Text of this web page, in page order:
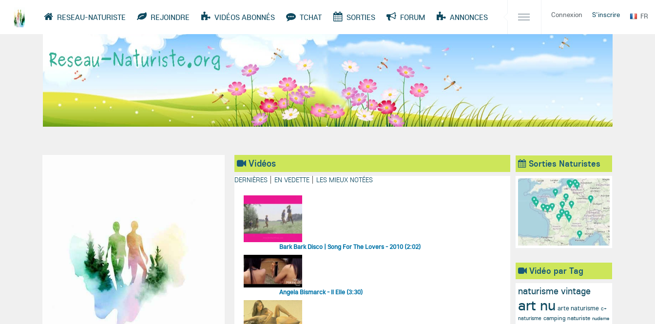
Connexion S'inscrire FR
RESEAU-NATURISTE REJOINDRE VIDÉOS ABONNÉS TCHAT SORTIES FORUM ANNONCES
ANNUAIRE GROUPES SONDAGES
Vidéos
DERNIÈRES EN VEDETTE LES MIEUX NOTÉES
Bark Bark Disco | Song For The Lovers - 2010 (2:02)
Angela Bismarck - Il Elle (3:30)
Sorties Naturistes
Vidéo par Tag
naturisme vintage
art nu arte naturisme c+
naturisme camping naturiste nudisme